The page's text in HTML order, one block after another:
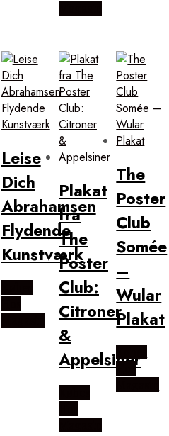
Leise
Dich
Abrahamsen
Flydende
Kunstværk
Plakat
fra
The
Poster
Club:
Citroner
&
Appelsiner
The
Poster
Club
Somée
–
Wular
Plakat
Hos